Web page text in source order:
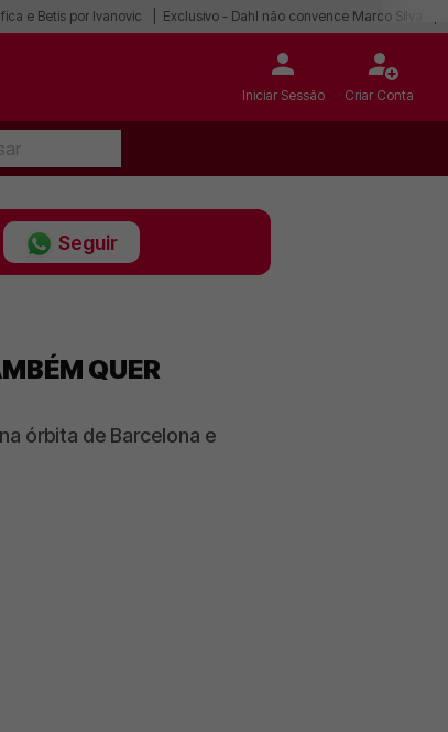
e Betis por Ivanovic Exclusivo - Dahl não convence Marco Silva
Iniciar Sessão Criar Conta
Seguir
QUER
órbita de Barcelona e